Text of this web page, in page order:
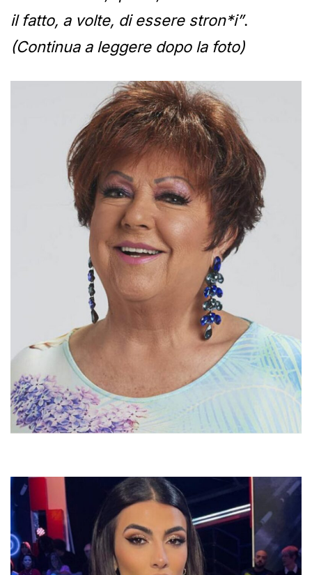
il fatto, a volte, di essere stron*i”.
(Continua a leggere dopo la foto)